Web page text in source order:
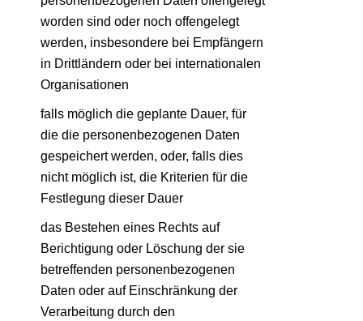
worden sind oder noch offengelegt
werden, insbesondere bei Empfängern
in Drittländern oder bei internationalen
Organisationen
falls möglich die geplante Dauer, für
die die personenbezogenen Daten
gespeichert werden, oder, falls dies
nicht möglich ist, die Kriterien für die
Festlegung dieser Dauer
das Bestehen eines Rechts auf
Berichtigung oder Löschung der sie
betreffenden personenbezogenen
Daten oder auf Einschränkung der
Verarbeitung durch den